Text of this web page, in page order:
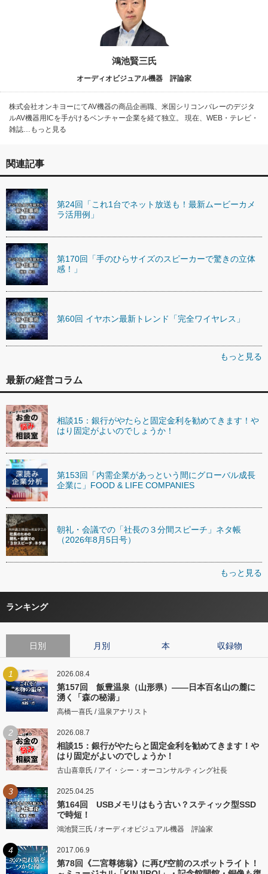
鴻池賢三氏
オーディオビジュアル機器 評論家
株式会社オンキヨーにてAV機器の商品企画職、米国シリコンバレーのデジタ
ルAV機器用ICを手がけるベンチャー企業を経て独立。 現在、WEB・テレビ・
雑誌…もっと見る
関連記事
第24回「これ1台でネット放送も！最新ムービーカメ
ラ活用例」
第170回「手のひらサイズのスピーカーで驚きの立体
感！」
第60回 イヤホン最新トレンド「完全ワイヤレス」
もっと見る
最新の経営コラム
相談15：銀行がやたらと固定金利を勧めてきます！や
はり固定がよいのでしょうか！
第153回「内需企業があっという間にグローバル成長
企業に」FOOD & LIFE COMPANIES
朝礼・会議での「社長の３分間スピーチ」ネタ帳
（2026年8月5日号）
もっと見る
ランキング
日別 月別 本 収録物
1 2026.08.4
第157回 飯豊温泉（山形県）――日本百名山の麓に
湧く「森の秘湯」
高橋一喜氏 / 温泉アナリスト
2 2026.08.7
相談15：銀行がやたらと固定金利を勧めてきます！や
はり固定がよいのでしょうか！
古山喜章氏 / アイ・シー・オーコンサルティング社長
3 2025.04.25
第164回 USBメモリはもう古い？スティック型SSD
で時短！
鴻池賢三氏 / オーディオビジュアル機器 評論家
4 2017.06.9
第78回《二宮尊徳翁》に再び空前のスポットライト！